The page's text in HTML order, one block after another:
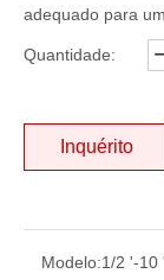
adequado para
Quantidade:
Inquérito
Modelo:1/2 '-10 '